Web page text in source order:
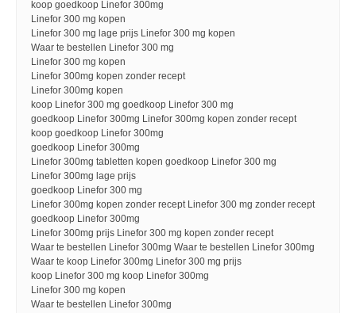
koop goedkoop Linefor 300mg
Linefor 300 mg kopen
Linefor 300 mg lage prijs Linefor 300 mg kopen
Waar te bestellen Linefor 300 mg
Linefor 300 mg kopen
Linefor 300mg kopen zonder recept
Linefor 300mg kopen
koop Linefor 300 mg goedkoop Linefor 300 mg
goedkoop Linefor 300mg Linefor 300mg kopen zonder recept
koop goedkoop Linefor 300mg
goedkoop Linefor 300mg
Linefor 300mg tabletten kopen goedkoop Linefor 300 mg
Linefor 300mg lage prijs
goedkoop Linefor 300 mg
Linefor 300mg kopen zonder recept Linefor 300 mg zonder recept
goedkoop Linefor 300mg
Linefor 300mg prijs Linefor 300 mg kopen zonder recept
Waar te bestellen Linefor 300mg Waar te bestellen Linefor 300mg
Waar te koop Linefor 300mg Linefor 300 mg prijs
koop Linefor 300 mg koop Linefor 300mg
Linefor 300 mg kopen
Waar te bestellen Linefor 300mg